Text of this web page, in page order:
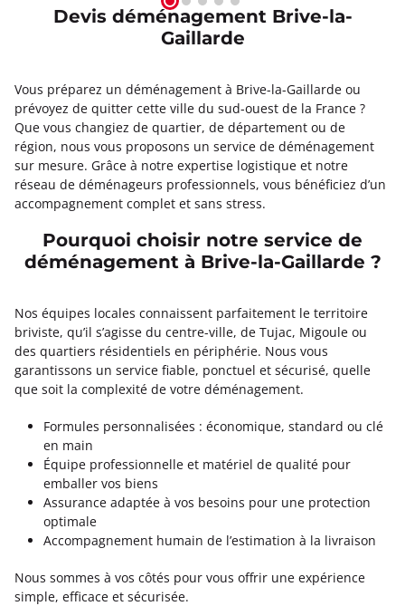
Devis déménagement Brive-la-
Gaillarde
Vous préparez un déménagement à Brive-la-Gaillarde ou
prévoyez de quitter cette ville du sud-ouest de la France ?
Que vous changiez de quartier, de département ou de
région, nous vous proposons un service de déménagement
sur mesure. Grâce à notre expertise logistique et notre
réseau de déménageurs professionnels, vous bénéficiez d’un
accompagnement complet et sans stress.
Pourquoi choisir notre service de
déménagement à Brive-la-Gaillarde ?
Nos équipes locales connaissent parfaitement le territoire
briviste, qu’il s’agisse du centre-ville, de Tujac, Migoule ou
des quartiers résidentiels en périphérie. Nous vous
garantissons un service fiable, ponctuel et sécurisé, quelle
que soit la complexité de votre déménagement.
Formules personnalisées : économique, standard ou clé
en main
Équipe professionnelle et matériel de qualité pour
emballer vos biens
Assurance adaptée à vos besoins pour une protection
optimale
Accompagnement humain de l’estimation à la livraison
Nous sommes à vos côtés pour vous offrir une expérience
simple, efficace et sécurisée.